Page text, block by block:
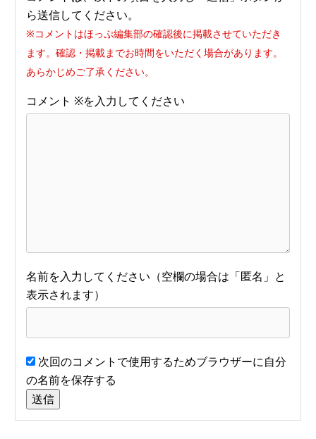
ら送信してください。
※コメントはほっぷ編集部の確認後に掲載させていただき
ます。確認・掲載までお時間をいただく場合があります。
あらかじめご了承ください。
コメント ※
名前
次回のコメントで使用するためブラウザーに自分
の名前を保存する